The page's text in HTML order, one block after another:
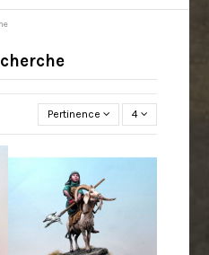
Pertinence 4